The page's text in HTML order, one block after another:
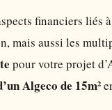
financiers liés
mais aussi les
pour votre projet
Algeco de 15m²